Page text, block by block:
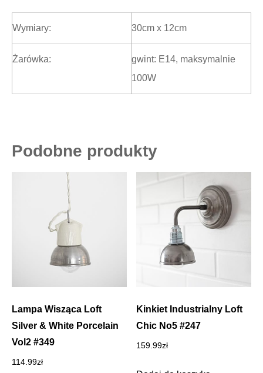
Wymiary: 30cm x 12cm
Żarówka:
gwint: E14, maksymalnie
100W
Podobne produkty
Lampa Wisząca Loft
Silver & White Porcelain
Vol2 #349
114.99zł
Kinkiet Industrialny Loft
Chic No5 #247
159.99zł